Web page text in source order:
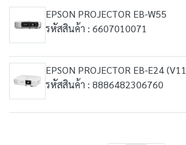
EPSON PROJECTOR EB-W55
รหัสสินค้า : 6607010071
EPSON PROJECTOR EB-E24
รหัสสินค้า : 8886482306760